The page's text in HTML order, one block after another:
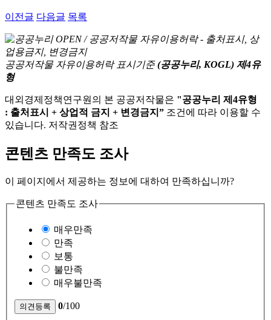
이전글 다음글 목록
공공저작물 자유이용허락 표시기준 (공공누리, KOGL) 제4유
형
대외경제정책연구원의 본 공공저작물은 "공공누리 제4유형
: 출처표시 + 상업적 금지 + 변경금지” 조건에 따라 이용할 수
있습니다. 저작권정책 참조
콘텐츠 만족도 조사
이 페이지에서 제공하는 정보에 대하여 만족하십니까?
콘텐츠 만족도 조사
매우만족
만족
보통
불만족
매우불만족
0/100